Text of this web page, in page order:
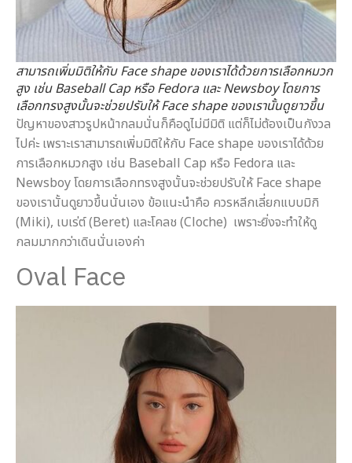
สามารถเพิ่มมิติให้กับ Face shape ของเราได้ด้วยการเลือกหมวก
สูง เช่น Baseball Cap หรือ Fedora และ Newsboy โดยการ
เลือกทรงสูงนั้นจะช่วยปรับให้ Face shape ของเรานั้นดูยาวขึ้น
ปัญหาของสาวรูปหน้ากลมนั่นก็คือดูไม่มีมิติ แต่ก็ไม่ต้องเป็นกังวล
ไปค่ะ เพราะเราสามารถเพิ่มมิติให้กับ Face shape ของเราได้ด้วย
การเลือกหมวกสูง เช่น Baseball Cap หรือ Fedora และ
Newsboy โดยการเลือกทรงสูงนั้นจะช่วยปรับให้ Face shape
ของเรานั้นดูยาวขึ้นนั่นเอง ข้อแนะนำคือ ควรหลีกเลี่ยกแบบมิกิ
(Miki), เบเร่ต์ (Beret) และโคลช (Cloche) เพราะยิ่งจะทำให้ดู
กลมมากกว่าเดินนั่นเองค่า
Oval Face